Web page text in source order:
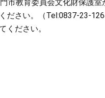
教育委員会文化財保護室
い。（Tel:0837-23-
ださい。